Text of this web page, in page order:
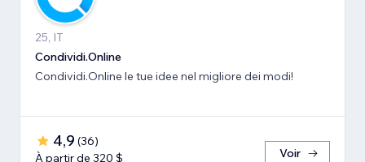
25, IT
Condividi.Online
Condividi.Online le tue idee nel migliore dei modi!
4,9 (36)
À partir de 320 $
Voir